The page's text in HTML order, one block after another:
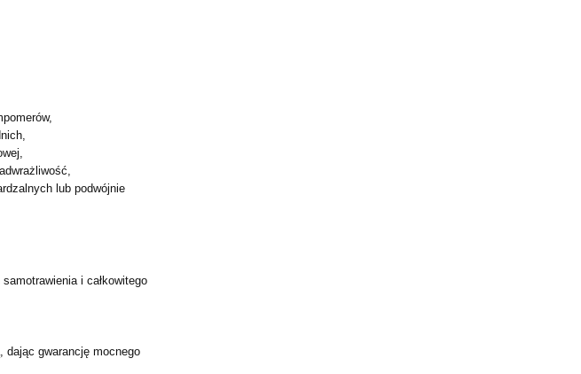
lubpodwójnie
samotrawienia icałkowitego
dając gwarancjęmocnego